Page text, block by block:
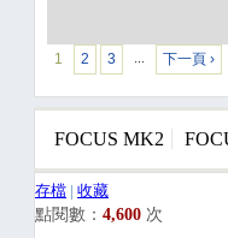
1 2 3 … 下一頁 ›
FOCUS MK2
存檔 | 收藏
點閱數： 4,600 次